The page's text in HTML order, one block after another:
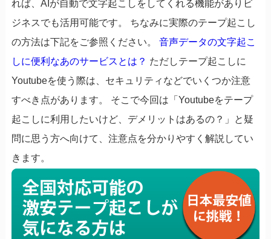
れば、AIが自動で文字起こしをしてくれる機能がありビ
ジネスでも活用可能です。 ちなみに実際のテープ起こし
の方法は下記をご参照ください。 音声データの文字起こ
しに便利なあのサービスとは？ ただしテープ起こしに
Youtubeを使う際は、セキュリティなどでいくつか注意
すべき点があります。 そこで今回は「Youtubeをテープ
起こしに利用したいけど、デメリットはあるの？」と疑
問に思う方へ向けて、注意点を分かりやすく解説してい
きます。